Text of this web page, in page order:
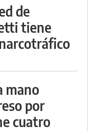
de
tiene
mano
por
cuatro